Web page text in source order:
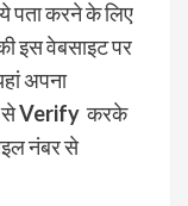
पता करने के लिए
इस वेबसाइट पर
अपना
सेVerify करके
नंबर से